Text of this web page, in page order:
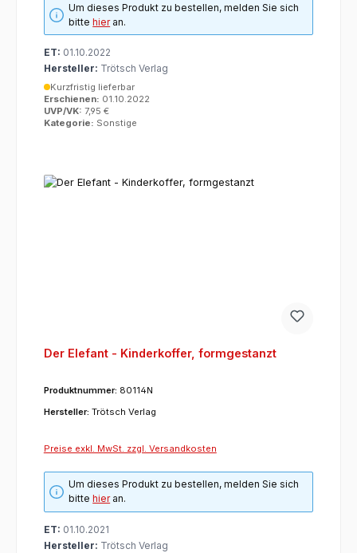
Um dieses Produkt zu bestellen, melden Sie sich
bittehieran.
ET: 01.10.2022
Hersteller: Trötsch Verlag
Kurzfristig lieferbar
Erschienen: 01.10.2022
UVP/VK: 7,95 €
Kategorie: Sonstige
Der Elefant - Kinderkoffer, formgestanzt
Produktnummer: 80114N
Hersteller: Trötsch Verlag
Preise exkl. MwSt. zzgl. Versandkosten
Um dieses Produkt zu bestellen, melden Sie sich
bittehieran.
ET: 01.10.2021
Hersteller: Trötsch Verlag